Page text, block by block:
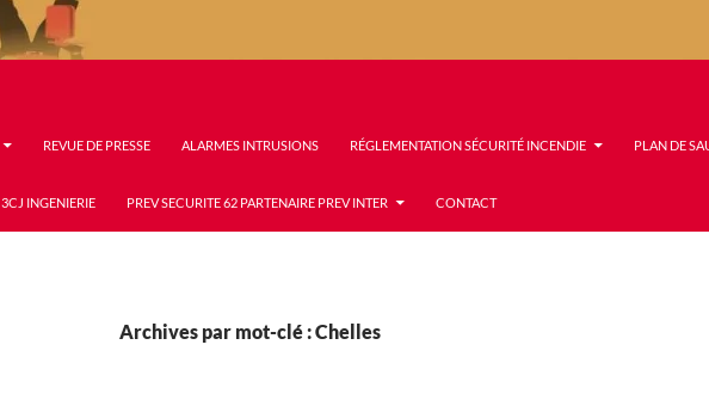
REVUE DE PRESSE ALARMES INTRUSIONS RÉGLEMENTATION SÉCURITÉ INCENDIE PLAN DE
3CJ INGENIERIE PREV SECURITE 62 PARTENAIRE PREV INTER CONTACT
Archives par mot-clé : Chelles